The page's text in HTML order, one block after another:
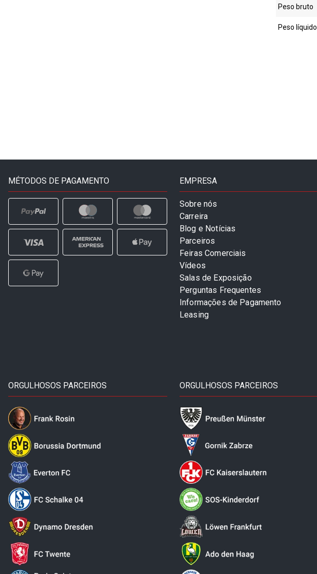
Peso bruto
Peso líquido
MÉTODOS DE PAGAMENTO EMPRESA
Sobre nós
Carreira
Blog e Notícias
Parceiros
Feiras Comerciais
Vídeos
Salas de Exposição
Perguntas Frequentes
Informações de Pagamento
Leasing
ORGULHOSOS PARCEIROS ORGULHOSOS PARCEIROS